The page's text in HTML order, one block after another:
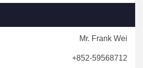
Mr. Frank Wei
+852-59568712